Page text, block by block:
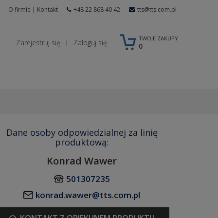
O firmie | Kontakt +48 22 868 40 42 tts@tts.com.pl
TWOJE ZAKUPY
0
Zarejestruj się | Zaloguj się
Dane osoby odpowiedzialnej za linię
produktową:
Konrad Wawer
501307235
konrad.wawer@tts.com.pl